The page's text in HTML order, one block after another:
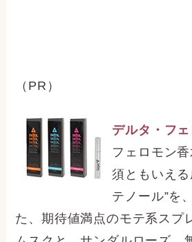
（PR）
デルタ・フ
フェロモン
須ともいえ
テノール”を
た、期待値満点のモテ系スプ